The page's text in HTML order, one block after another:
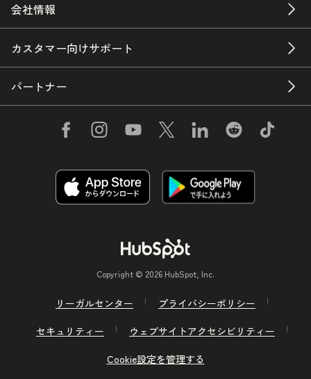
会社情報
カスタマー向けサポート
パートナー
Copyright © 2026 HubSpot, Inc.
リーガルセンター
プライバシーポリシー
セキュリティー
ウェブサイトアクセシビリティー
Cookie設定を管理する